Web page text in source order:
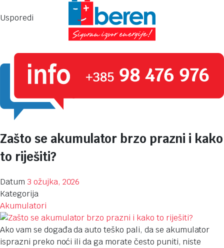
Zašto se akumulator brzo prazni i kako
to riješiti?
Datum 3 ožujka, 2026
Kategorija
Akumulatori
Ako vam se događa da auto teško pali, da se akumulator
isprazni preko noći ili da ga morate često puniti, niste
Usporedi